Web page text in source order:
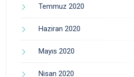
Temmuz 2020
Haziran 2020
Mayıs 2020
Nisan 2020